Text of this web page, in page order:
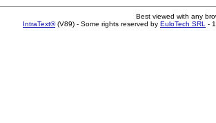
Best viewed with any
IntraText®(V89) - Some rights reserved by EuloTech SRL -